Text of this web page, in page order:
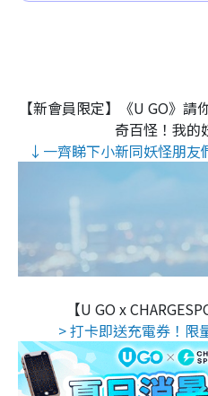
【新會員限定】《U GO》
奇百怪！我的
↓一齊睇下小新同妖怪朋友
【U GO x
> 打卡即送充電券！限